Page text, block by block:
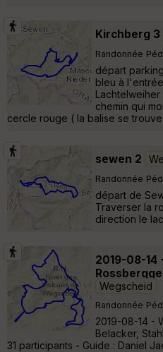
Kirchberg 3
Randonnée
départ
bleu à
chemin qui
cercle rouge ( la balise se
sewen 2
Randonnée
départ de
Traverser la
direction le
2019-08-14
Wegscheid
Randonnée
2019-08-14 -
Belacker,
31 participants - Guide : Daniel